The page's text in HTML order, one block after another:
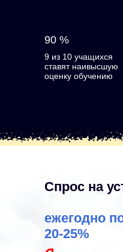
90 %
9 из 10 учащихся
ставят наивысшую
оценку обучению
Спрос на
ежегодно
20-25%